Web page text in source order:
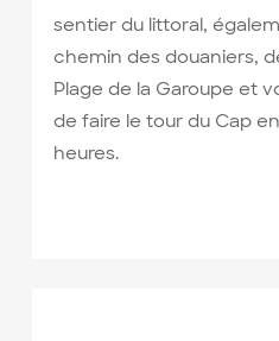
sentier du littoral,
chemin des douaniers,
Plage de la Garoupe et
de faire le tour du Cap
heures.